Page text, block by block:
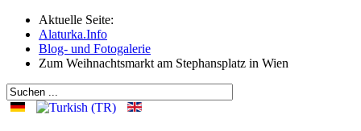
Aktuelle Seite:
Alaturka.Info
Blog- und Fotogalerie
Zum Weihnachtsmarkt am Stephansplatz in Wien